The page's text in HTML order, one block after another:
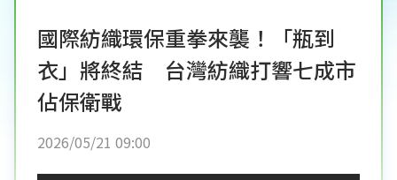
國際紡織環保重拳來襲！「瓶到
衣」將終結 台灣紡織打響七成市
佔保衛戰
2026/05/21 09:00